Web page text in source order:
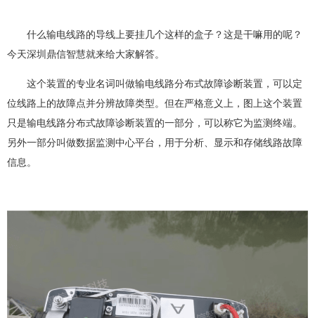
什么输电线路的导线上要挂几个这样的盒子？这是干嘛用的呢？
今天深圳鼎信智慧就来给大家解答。
这个装置的专业名词叫做输电线路分布式故障诊断装置，可以定
位线路上的故障点并分辨故障类型。但在严格意义上，图上这个装置
只是输电线路分布式故障诊断装置的一部分，可以称它为监测终端。
另外一部分叫做数据监测中心平台，用于分析、显示和存储线路故障
信息。